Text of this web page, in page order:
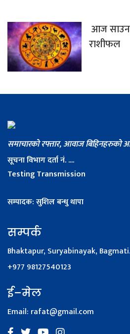
आज साउन
राशीफल
समाचारको रफ्तार, आवाज बिहिनहरुको
सूचना विभाग दर्ता नं. ....
Testing Transmission
सम्पादक: सुशिल बन्धु थापा
सम्पर्क
Bhaktapur, Suryabinayak, Bagmati.
+977 98127540123
ई–मेल
Email: rafat@gmail.com